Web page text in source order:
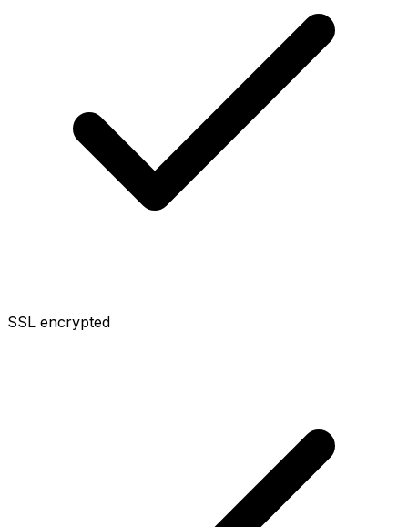
SSL encrypted